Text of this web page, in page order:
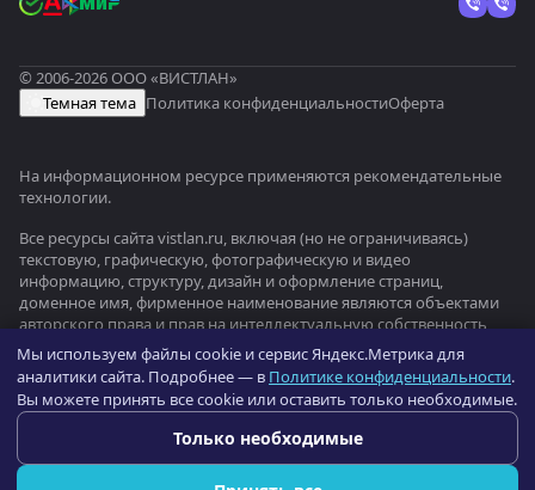
© 2006-2026 ООО «ВИСТЛАН»
Темная тема Политика конфиденциальностиОферта
На информационном ресурсе применяются рекомендательные
технологии.
Все ресурсы сайта vistlan.ru, включая (но не ограничиваясь)
текстовую, графическую, фотографическую и видео
информацию, структуру, дизайн и оформление страниц,
доменное имя, фирменное наименование являются объектами
авторского права и прав на интеллектуальную собственность,
защищены российским законодательством и международными
соглашениями об охране авторских прав.Читать далее
Оптовый портал оборудования —
Мы используем файлы cookie и сервис Яндекс.Метрика для
аналитики сайта. Подробнее — в Политике конфиденциальности.
Вы можете принять все cookie или оставить только необходимые.
Только необходимые